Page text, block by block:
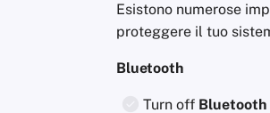
Esistono numerose
proteggere il tuo
Bluetooth
Turn off Bluetooth